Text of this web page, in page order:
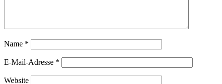
Name *
E-Mail-Adresse *
Website